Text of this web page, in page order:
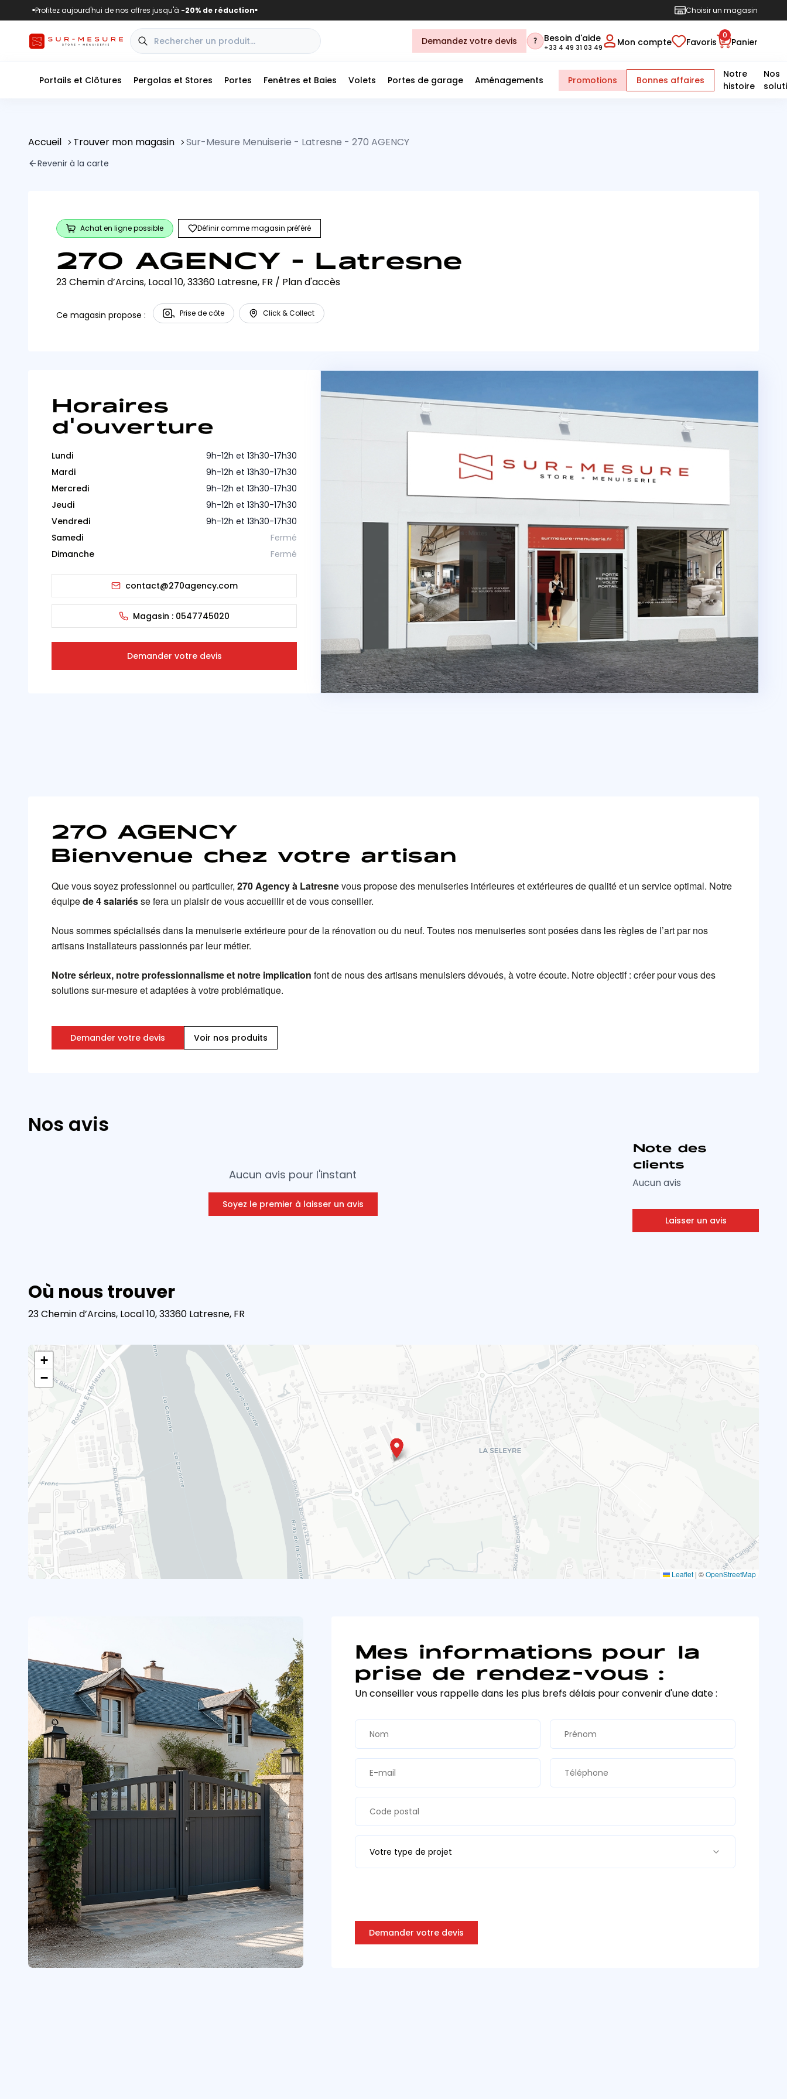
■Profitez aujourd'hui de nos offres jusqu'à -20% de réduction■ Choisir un magasin
Demandez votre devis Besoin d'aide
+33 4 49 31 03 49 Mon compte Favoris
0
Panier
Portails et Clôtures Pergolas et Stores Portes Fenêtres et Baies Volets Portes de garage Aménagements Promotions Bonnes affaires
Notre
histoire
Nos
Accueil Trouver mon magasin Sur-Mesure Menuiserie - Latresne - 270 AGENCY
Revenir à la carte
Achat en ligne possible Définir comme magasin préféré
270 AGENCY - Latresne
23 Chemin d’Arcins, Local 10, 33360 Latresne, FR / Plan d'accès
Ce magasin propose : Prise de côte Click & Collect
Horaires
d'ouverture
Lundi
9h-12h et 13h30-17h30
Mardi
9h-12h et 13h30-17h30
Mercredi
9h-12h et 13h30-17h30
Jeudi
9h-12h et 13h30-17h30
Vendredi
9h-12h et 13h30-17h30
Samedi
Fermé
Dimanche
Fermé
contact@270agency.com
Magasin : 0547745020
Demander votre devis
270 AGENCY
Bienvenue chez votre artisan
Que vous soyez professionnel ou particulier, 270 Agencyà Latresnevous propose des menuiseries intérieures et extérieures de qualité et un service optimal. Notre
équipede 4 salariésse fera un plaisir de vous accueillir et de vous conseiller.
Nous sommes spécialisés dans la menuiserie extérieure pour de la rénovation ou du neuf. Toutes nos menuiseries sont posées dans les règles de l’art par nos
artisans installateurs passionnés par leur métier.
Notre sérieux, notre professionnalisme et notre implication font de nous des artisans menuisiers dévoués, à votre écoute. Notre objectif : créer pour vous des
solutions sur-mesure et adaptées à votre problématique.
Demander votre devis Voir nos produits
Nos avis
Aucun avis pour l'instant
Soyez le premier à laisser un avis
Note des
clients
Aucun avis
Laisser un avis
Où nous trouver
23 Chemin d’Arcins, Local 10, 33360 Latresne, FR
+
−
Leaflet | ©OpenStreetMap
Mes informations pour la
prise de rendez-vous :
Un conseiller vous rappelle dans les plus brefs délais pour convenir d'une date :
Votre type de projet
Demander votre devis